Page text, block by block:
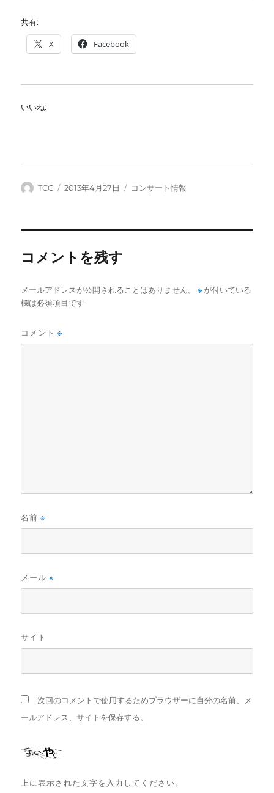
共有:
X Facebook
いいね:
投
TCC
投
2013年4月27日
カ
コンサート情報
コメントを残す
メールアドレスが公開されることはありません。 ※ が付いている
欄は必須項目です
コメント※
名前※
メール※
サイト
次回のコメントで使用するためブラウザーに自分の名前、メ
ールアドレス、サイトを保存する。
上に表示された文字を入力してください。